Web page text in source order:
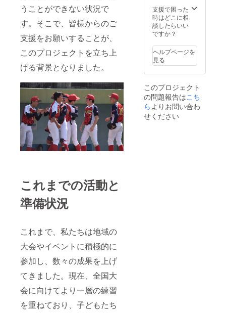
うことができない状況で
す。そこで、皆様からのご
支援をお願いすることが、
このプロジェクトを立ち上
げる背景となりました。
これまでの活動と
準備状況
これまで、私たちは地域の
大会やイベントに積極的に
参加し、数々の成果を上げ
てきました。現在、全国大
会に向けてより一層の練習
を重ねており、子どもたち
支援で困った
時はどこに相
談したらいい
ですか？
ヘルプページを
見る
このプロジェクト
の問題報告はこち
ら よりお問い合わ
せください